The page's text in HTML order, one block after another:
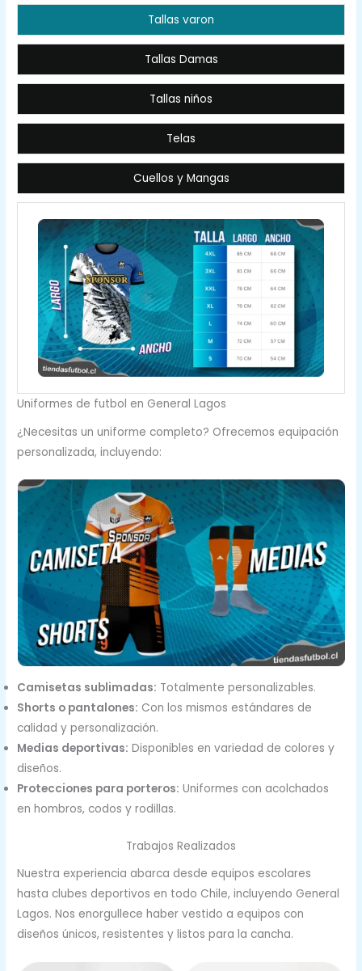
Tallas varon
Tallas Damas
Tallas niños
Telas
Cuellos y Mangas
Uniformes de futbol en General Lagos
¿Necesitas un uniforme completo? Ofrecemos equipación
personalizada, incluyendo:
Camisetas sublimadas: Totalmente personalizables.
Shorts o pantalones: Con los mismos estándares de
calidad y personalización.
Medias deportivas: Disponibles en variedad de colores y
diseños.
Protecciones para porteros: Uniformes con acolchados
en hombros, codos y rodillas.
Trabajos Realizados
Nuestra experiencia abarca desde equipos escolares
hasta clubes deportivos en todo Chile, incluyendo General
Lagos. Nos enorgullece haber vestido a equipos con
diseños únicos, resistentes y listos para la cancha.